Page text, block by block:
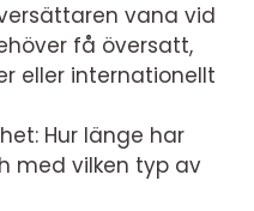
vana vid
få översatt,
eller internationellt
Hur länge har
med vilken typ av